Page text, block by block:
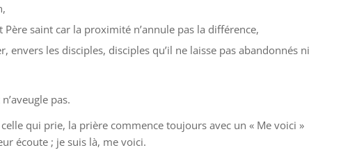
saint car la proximité n’annule pas la différence,
envers les disciples, disciples qu’il ne laisse pas abandonnés ni
pas.
qui prie, la prière commence toujours avec un « Me voici »
écoute ; je suis là, me voici.